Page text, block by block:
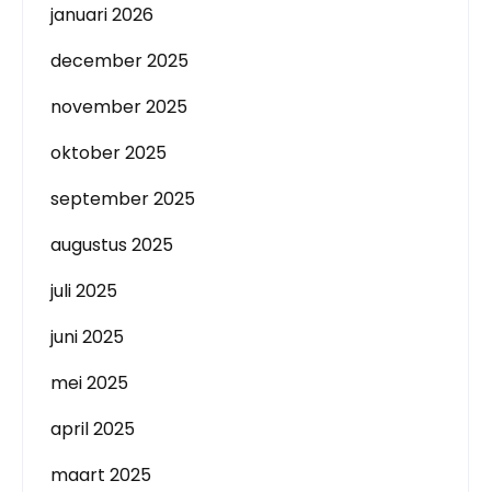
januari 2026
december 2025
november 2025
oktober 2025
september 2025
augustus 2025
juli 2025
juni 2025
mei 2025
april 2025
maart 2025